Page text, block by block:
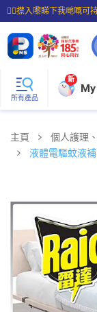
☝🏼㩒入嚟睇下我哋嘅可
⭐購物滿$399即享免費
所有產品
新
主頁 個人護理
液體電驅蚊液